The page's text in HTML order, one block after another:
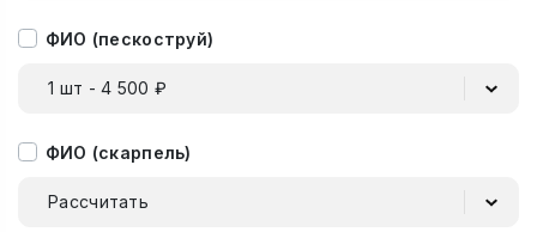
ФИО (пескоструй)
1 шт - 4 500 ₽
ФИО (скарпель)
Рассчитать